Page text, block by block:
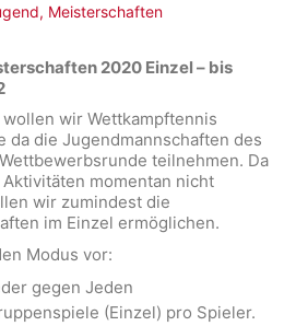
, Meisterschaften
2020 Einzel – bis
wir Wettkampftennis
da die Jugendmannschaften des
teilnehmen. Da
momentan nicht
wir zumindest die
im Einzel ermöglichen.
Modus vor:
gegen Jeden
(Einzel) pro Spieler.